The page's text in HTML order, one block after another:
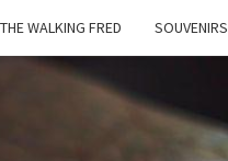
WALKING FRED SOUVENIRS